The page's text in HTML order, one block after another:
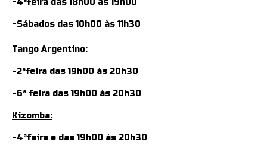
-4ªfeira das 18h00 às 19h00
-Sábados das 10h00 às 11h30
Tango Argentino:
-2ªfeira das 19h00 às 20h30
-6ª feira das 19h00 às 20h30
Kizomba:
-4ªfeira e das 19h00 às 20h30